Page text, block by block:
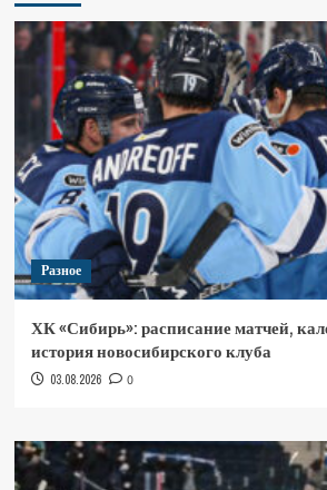
Разное
ХК «Сибирь»: расписание матчей,
история новосибирского клуба
03.08.2026 0